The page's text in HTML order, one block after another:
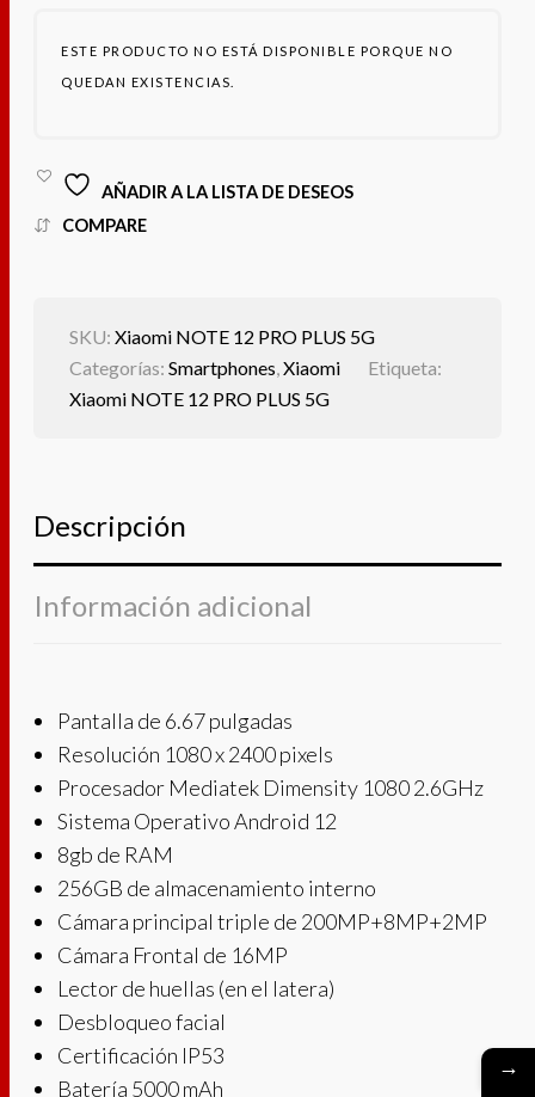
ESTE PRODUCTO NO ESTÁ DISPONIBLE PORQUE NO
QUEDAN EXISTENCIAS.
AÑADIR A LA LISTA DE DESEOS
COMPARE
SKU:Xiaomi NOTE 12 PRO PLUS 5G
Categorías:Smartphones,Xiaomi
Etiqueta:
Xiaomi NOTE 12 PRO PLUS 5G
Descripción
Información adicional
Pantalla de 6.67 pulgadas
Resolución 1080 x 2400 pixels
Procesador Mediatek Dimensity 1080 2.6GHz
Sistema Operativo Android 12
8gb de RAM
256GB de almacenamiento interno
Cámara principal triple de 200MP+8MP+2MP
Cámara Frontal de 16MP
Lector de huellas (en el latera)
Desbloqueo facial
Certificación IP53
Batería 5000 mAh
→